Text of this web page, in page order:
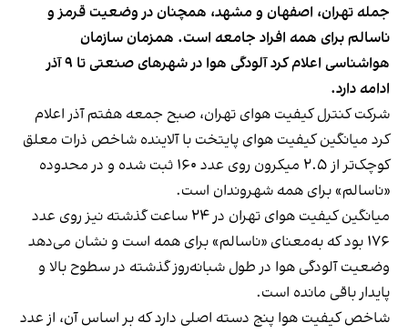
جمله تهران، اصفهان و مشهد، همچنان در وضعیت قرمز و
ناسالم برای همه افراد جامعه است. همزمان سازمان
هواشناسی اعلام کرد آلودگی هوا در شهرهای صنعتی تا ۹ آذر
ادامه دارد.
شرکت کنترل کیفیت هوای تهران، صبح جمعه هفتم آذر اعلام
کرد میانگین کیفیت هوای پایتخت با آلاینده شاخص ذرات معلق
کوچک‌تر از ۲.۵ میکرون روی عدد ۱۶۰ ثبت شده و در محدوده
«ناسالم» برای همه شهروندان است.
میانگین کیفیت هوای تهران در ۲۴ ساعت گذشته نیز روی عدد
۱۷۶ بود که به‌معنای «ناسالم» برای همه است و نشان می‌دهد
وضعیت آلودگی هوا در طول شبانه‌روز گذشته در سطوح بالا و
پایدار باقی مانده است.‌
شاخص کیفیت هوا پنج دسته اصلی دارد که بر اساس آن، از عدد